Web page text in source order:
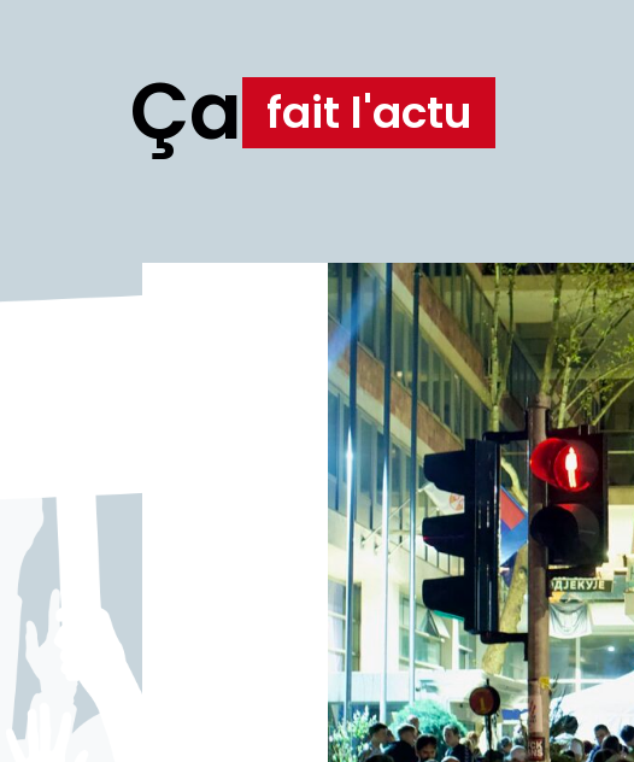
Ça fait l'actu